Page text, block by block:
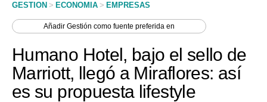
Perú
Política
GESTION > ECONOMIA > EMPRESAS
AñadirGestión como fuente preferida en
Humano Hotel, bajo el sello de
Marriott, llegó a Miraflores: así
es su propuesta lifestyle